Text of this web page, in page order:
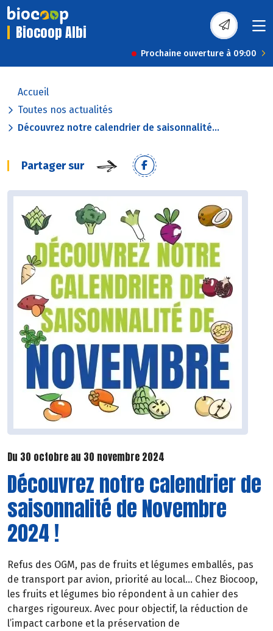
Biocoop Albi
Prochaine ouverture à 09:00
Accueil
Toutes nos actualités
Découvrez notre calendrier de saisonnalité...
Partager sur
Du 30 octobre au 30 novembre 2024
Découvrez notre calendrier de
saisonnalité de Novembre
2024 !
Refus des OGM, pas de fruits et légumes emballés, pas
de transport par avion, priorité au local… Chez Biocoop,
les fruits et légumes bio répondent à un cahier des
charges rigoureux. Avec pour objectif, la réduction de
l’impact carbone et la préservation de